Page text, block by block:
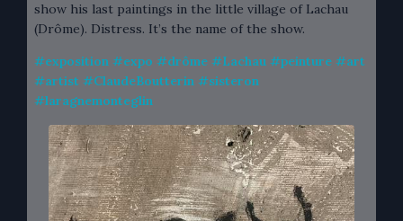
show his last paintings in the little village of Lachau
(Drôme). Distress. It’s the name of the show.
#exposition #expo #drôme #Lachau #peinture #art
#artist #ClaudeBoutterin #sisteron
#laragnemonteglin